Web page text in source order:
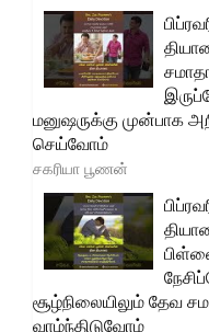
மனுஷருக்கு முன்பாக
செய்வோம்
சகரியா பூணன்
சூழ்நிலையிலும் தேவ
வாழ்ந்திடுவோம்